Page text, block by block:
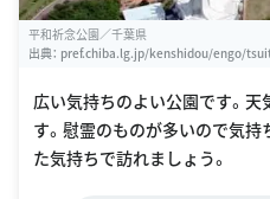
平和祈念公園／千葉県
出典： pref.chiba.lg.jp/kenshidou/engo/
広い気持ちのよい公園です。
す。慰霊のものが多いので気持
た気持ちで訪れましょう。